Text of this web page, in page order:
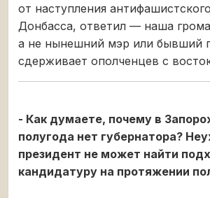
от наступления
Донбасса, ответил — наша
а не нынешний мэр или бывший
сдерживает ополченцев с
- Как думаете, почему в
полугода нет губернатора?
президент не может найти
кандидатуру на протяжении